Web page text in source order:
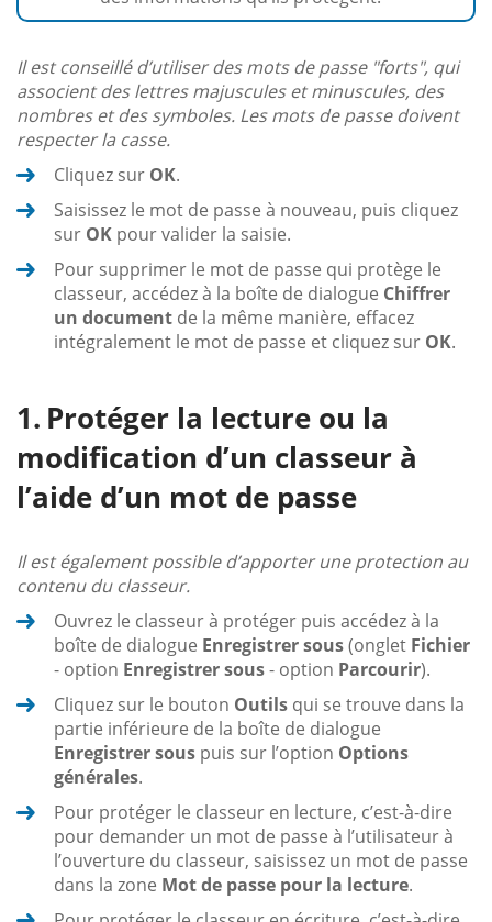
Il est conseillé d’utiliser des mots de passe "forts", qui
associent des lettres majuscules et minuscules, des
nombres et des symboles. Les mots de passe doivent
respecter la casse.
Cliquez sur OK.
Saisissez le mot de passe à nouveau, puis cliquez
sur OK pour valider la saisie.
Pour supprimer le mot de passe qui protège le
classeur, accédez à la boîte de dialogue Chiffrer
un document de la même manière, effacez
intégralement le mot de passe et cliquez sur OK.
Protéger la lecture ou la
modification d’un classeur à
l’aide d’un mot de passe
Il est également possible d’apporter une protection au
contenu du classeur.
Ouvrez le classeur à protéger puis accédez à la
boîte de dialogue Enregistrer sous(onglet Fichier
- option Enregistrer sous- option Parcourir).
Cliquez sur le bouton Outils qui se trouve dans la
partie inférieure de la boîte de dialogue
Enregistrer sous puis sur l’option Options
générales.
Pour protéger le classeur en lecture, c’est-à-dire
pour demander un mot de passe à l’utilisateur à
l’ouverture du classeur, saisissez un mot de passe
dans la zone Mot de passe pour la lecture.